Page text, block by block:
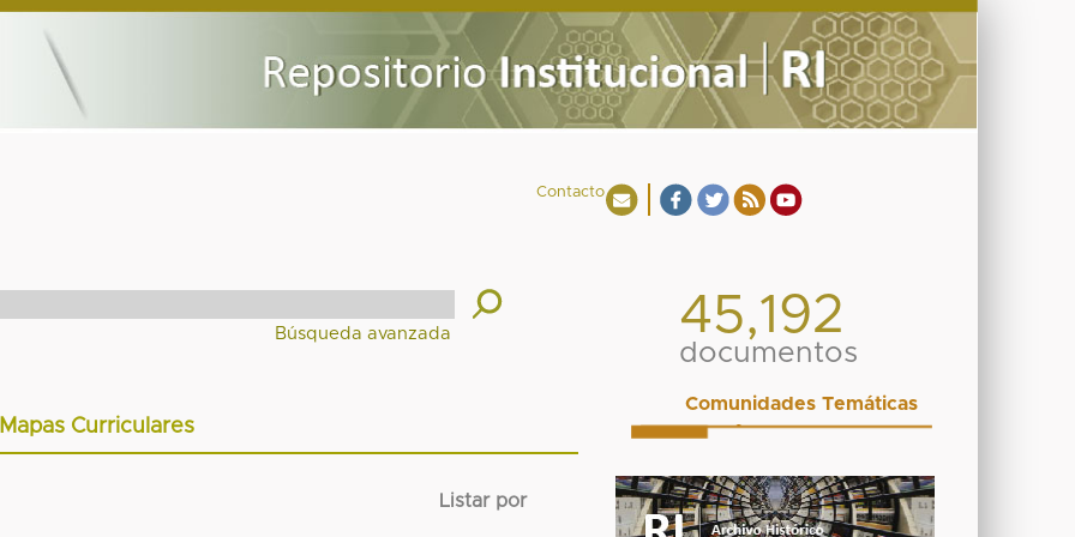
Contacto
45,192
documentos
Curriculares
Listar por
Comunidades Temáticas